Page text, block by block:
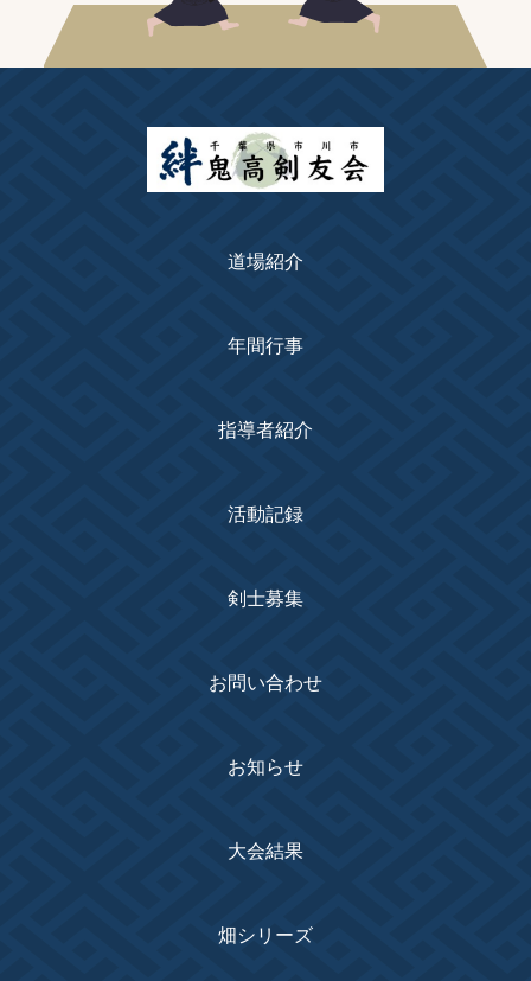
道場紹介
年間行事
指導者紹介
活動記録
剣士募集
お問い合わせ
お知らせ
大会結果
畑シリーズ